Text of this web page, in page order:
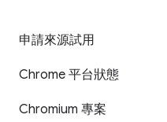
申請來源試用
Chrome 平台狀態
Chromium 專案